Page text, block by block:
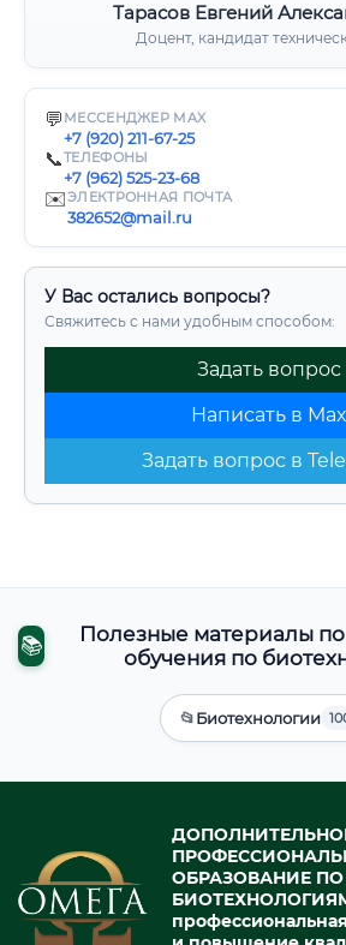
Тарасов Евгений
Доцент, кандидат
💬 МЕССЕНДЖЕР MAX
+7 (920) 211-67-25
📞ТЕЛЕФОНЫ
+7 (962) 525-23-68
✉️ЭЛЕКТРОННАЯ ПОЧТА
382652@mail.ru
У Вас остались вопросы?
Свяжитесь с нами удобным способом:
Задать вопрос
Написать в Max
Задать вопрос в
📚
Полезные материалы
обучения по
📂Биотехнологии
ОБРАЗОВАНИЕ ПО